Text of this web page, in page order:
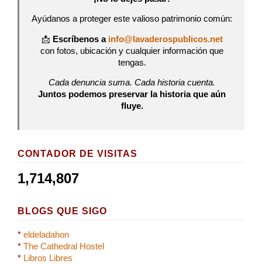
Ayúdanos a proteger este valioso patrimonio común:
📩 Escríbenos a info@lavaderospublicos.net
con fotos, ubicación y cualquier información que
tengas.
Cada denuncia suma. Cada historia cuenta.
Juntos podemos preservar la historia que aún
fluye.
CONTADOR DE VISITAS
1,714,807
BLOGS QUE SIGO
* eldeladahon
* The Cathedral Hostel
* Libros Libres